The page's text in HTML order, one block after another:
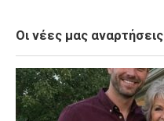
Οι νέες μας αναρτήσεις